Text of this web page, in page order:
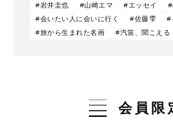
#岩井圭也
#山崎エマ #エッセイ
#会いたい人に会いに行く
#佐藤雫
#
#旅から生まれた名画
#汽笛、聞こえる
会員限